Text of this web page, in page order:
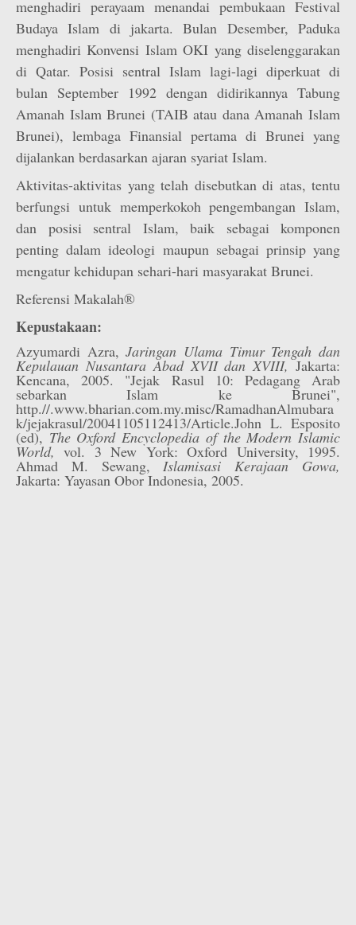
menghadiri perayaam menandai pembukaan Festival
Budaya Islam di jakarta. Bulan Desember, Paduka
menghadiri Konvensi Islam OKI yang diselenggarakan
di Qatar. Posisi sentral Islam lagi-lagi diperkuat di
bulan September 1992 dengan didirikannya Tabung
Amanah Islam Brunei (TAIB atau dana Amanah Islam
Brunei), lembaga Finansial pertama di Brunei yang
dijalankan berdasarkan ajaran syariat Islam.
Aktivitas-aktivitas yang telah disebutkan di atas, tentu
berfungsi untuk memperkokoh pengembangan Islam,
dan posisi sentral Islam, baik sebagai komponen
penting dalam ideologi maupun sebagai prinsip yang
mengatur kehidupan sehari-hari masyarakat Brunei.
Referensi Makalah®
Kepustakaan:
Azyumardi Azra,Jaringan Ulama Timur Tengah dan
Kepulauan Nusantara Abad XVII dan XVIII,Jakarta:
Kencana, 2005. "Jejak Rasul 10: Pedagang Arab
sebarkan Islam ke Brunei",
http.//.www.bharian.com.my.misc/RamadhanAlmubara
k/jejakrasul/20041105112413/Article.John L. Esposito
(ed), The Oxford Encyclopedia of the Modern Islamic
World,vol. 3 New York: Oxford University, 1995.
Ahmad M. Sewang,Islamisasi Kerajaan Gowa,
Jakarta: Yayasan Obor Indonesia, 2005.